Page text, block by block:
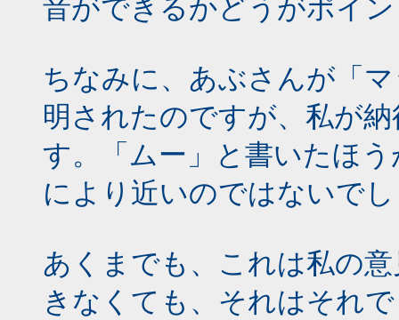
音ができるかどうがポイ
ちなみに、あぶさんが「
明されたのですが、私が
す。「ムー」と書いたほ
により近いのではないで
あくまでも、これは私の
きなくても、それはそれ